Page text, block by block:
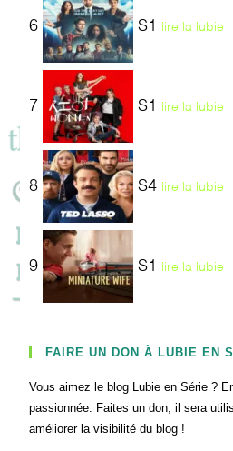
6 S1 lire la lubie
7 S1 lire la lubie
8 S4 lire la lubie
9 S1 lire la lubie
FAIRE UN DON À LUBIE EN
Vous aimez le blog Lubie en Série ?
passionnée. Faites un don, il sera
améliorer la visibilité du blog !